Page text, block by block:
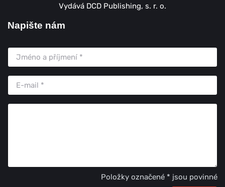
Vydává DCD Publishing, s. r. o.
Napište nám
Položky označené * jsou povinné